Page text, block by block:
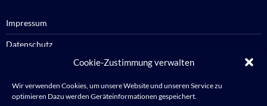
Cookie-Zustimmung verwalten
Wir verwenden Cookies, um unsere Website und unseren Service zu
optimieren Dazu werden Geräteinformationen gespeichert.
Impressum
Datenschutz
Cookie-Richtlinie / Cookie policy